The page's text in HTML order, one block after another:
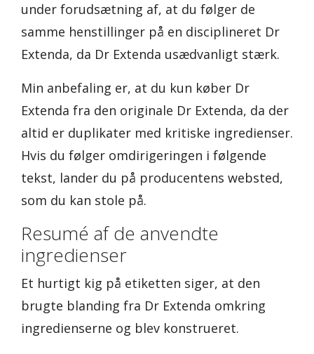
under forudsætning af, at du følger de
samme henstillinger på en disciplineret Dr
Extenda, da Dr Extenda usædvanligt stærk.
Min anbefaling er, at du kun køber Dr
Extenda fra den originale Dr Extenda, da der
altid er duplikater med kritiske ingredienser.
Hvis du følger omdirigeringen i følgende
tekst, lander du på producentens websted,
som du kan stole på.
Resumé af de anvendte
ingredienser
Et hurtigt kig på etiketten siger, at den
brugte blanding fra Dr Extenda omkring
ingredienserne og blev konstrueret.